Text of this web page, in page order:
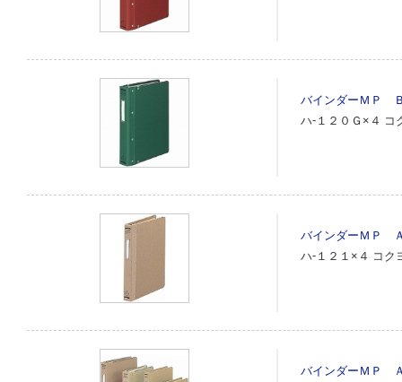
バインダーＭＰ
ハ‐１２０Ｇ×４ コ
バインダーＭＰ
ハ‐１２１×４ コク
バインダーＭＰ